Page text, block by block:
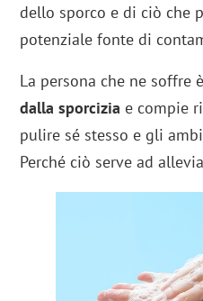
dello sporco e di ciò che
potenziale fonte di
La persona che ne soffre
dalla sporcizia e compie
pulire sé stesso e gli
Perché ciò serve ad